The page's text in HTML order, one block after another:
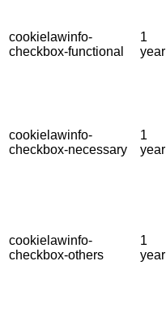
cookielawinfo-
checkbox-functional
1
year
cookielawinfo-
checkbox-necessary
1
year
cookielawinfo-
checkbox-others
1
year